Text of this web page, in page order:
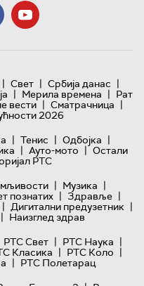
| Свет | Србија данас |
| Мерила времена | Рат
вести | Сматрачница |
2026
| Тенис | Одбојка |
| Ауто-мото | Остали
РТС
| Музика |
познатих | Здравље |
| Дигитални предузетник |
| Наизглед здрав
РТС Свет | РТС Наука |
Класика | РТС Коло |
| РТС Полетарац